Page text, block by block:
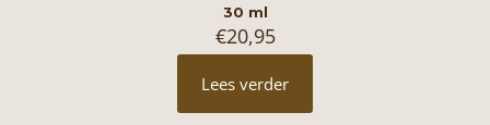
30 ml
€20,95
Lees verder